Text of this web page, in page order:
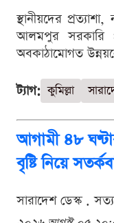
স্থানীয়দের
আলমপুর সরকারি
অবকাঠামোগত
ট্যাগ: কুমিল্লা
আগামী ৪৮
বৃষ্টি নিয়ে
সারাদেশ ডেস্ক .